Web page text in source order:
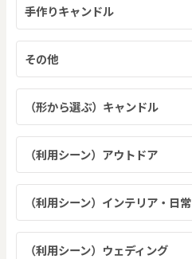
手作りキャンドル
その他
（形から選ぶ）キャンドル
（利用シーン）アウトドア
（利用シーン）インテリア・日常
（利用シーン）ウェディング